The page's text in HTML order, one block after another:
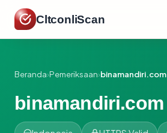
CltconliScan
Beranda›Pemeriksaan›binamandiri.com
binamandiri.com